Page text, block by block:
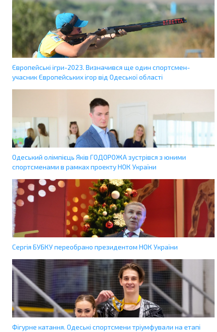
Європейські ігри-2023. Визначився ще один спортсмен-
учасник Європейських ігор від Одеської області
Одеський олімпієць Яків ГОДОРОЖА зустрівся з юними
спортсменами в рамках проекту НОК України
Сергія БУБКУ переобрано президентом НОК України
Фігурне катання. Одеські спортсмени тріумфували на етапі